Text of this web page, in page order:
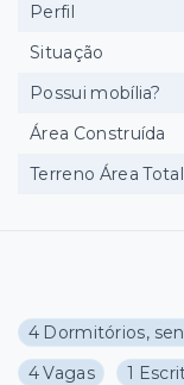
4 Dormitórios,
4 Vagas
1
Perfil
Situação
Possui mobília?
Área Construída
Terreno Área Total